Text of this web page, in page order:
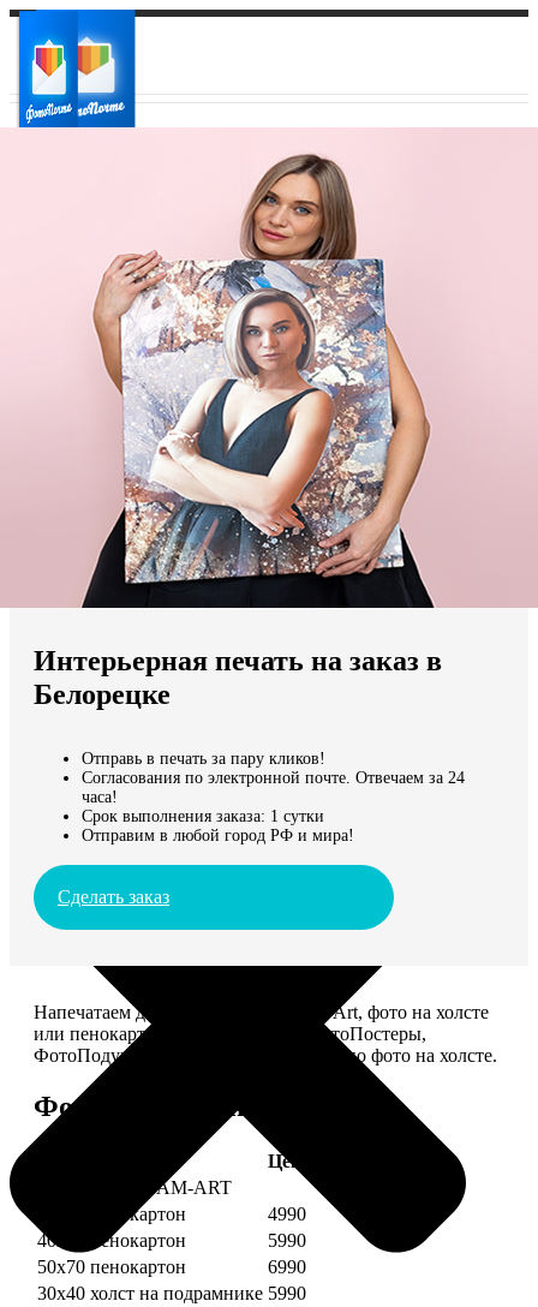
Ваш регион доставки
Выберите из списка:
Мы доставляем по всему миру
Продолжить без города
Интерьерная печать на заказ в
Белорецке
Отправь в печать за пару кликов!
Согласования по электронной почте. Отвечаем за 24
часа!
Срок выполнения заказа: 1 сутки
Отправим в любой город РФ и мира!
Сделать заказ
Напечатаем для вас картины Dream-Art, фото на холсте
или пенокартоне, ФотоМозаику, ФотоПостеры,
ФотоПодушки или напишем портрет по фото на холсте.
Форматы и цены
Цена, руб.
Картины DREAM-ART
30х40 пенокартон
4990
40х60 пенокартон
5990
50х70 пенокартон
6990
30х40 холст на подрамнике 5990